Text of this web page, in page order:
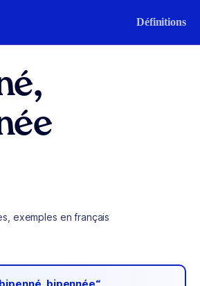
Définitions
exemples en français